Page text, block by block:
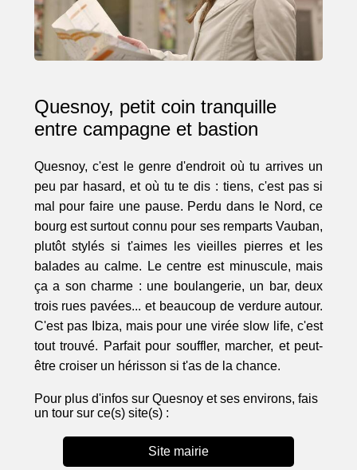
Quesnoy, petit coin tranquille
entre campagne et bastion
Quesnoy, c'est le genre d'endroit où tu arrives un
peu par hasard, et où tu te dis : tiens, c'est pas si
mal pour faire une pause. Perdu dans le Nord, ce
bourg est surtout connu pour ses remparts Vauban,
plutôt stylés si t'aimes les vieilles pierres et les
balades au calme. Le centre est minuscule, mais
ça a son charme : une boulangerie, un bar, deux
trois rues pavées... et beaucoup de verdure autour.
C'est pas Ibiza, mais pour une virée slow life, c'est
tout trouvé. Parfait pour souffler, marcher, et peut-
être croiser un hérisson si t'as de la chance.
Pour plus d'infos sur Quesnoy et ses environs, fais
un tour sur ce(s) site(s) :
Site mairie